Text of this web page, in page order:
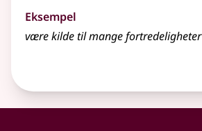
Eksempel
være kilde til mangefortredeligheter